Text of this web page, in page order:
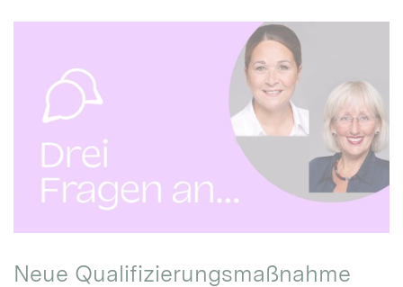
Neue Qualifizierungsmaßnahme